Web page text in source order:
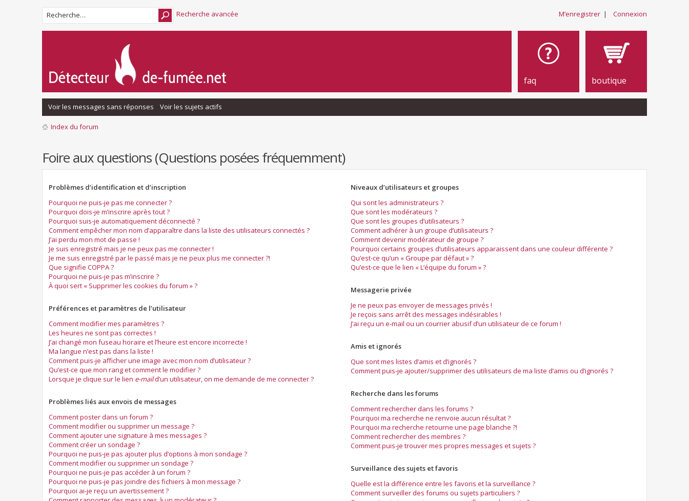
M’enregistrer | Connexion
Recherche avancée
faq boutique
Voir les messages sans réponses Voir les sujets actifs
Index du forum
Foire aux questions (Questions posées fréquemment)
Problèmes d’identification et d’inscription
Pourquoi ne puis-je pas me connecter ?
Pourquoi dois-je m’inscrire après tout ?
Pourquoi suis-je automatiquement déconnecté ?
Comment empêcher mon nom d’apparaître dans la liste des utilisateurs connectés ?
J’ai perdu mon mot de passe !
Je suis enregistré mais je ne peux pas me connecter !
Je me suis enregistré par le passé mais je ne peux plus me connecter ?!
Que signifie COPPA ?
Pourquoi ne puis-je pas m’inscrire ?
À quoi sert « Supprimer les cookies du forum » ?
Préférences et paramètres de l’utilisateur
Comment modifier mes paramètres ?
Les heures ne sont pas correctes !
J’ai changé mon fuseau horaire et l’heure est encore incorrecte !
Ma langue n’est pas dans la liste !
Comment puis-je afficher une image avec mon nom d’utilisateur ?
Qu’est-ce que mon rang et comment le modifier ?
Lorsque je clique sur le lien e-maild’un utilisateur, on me demande de me connecter ?
Problèmes liés aux envois de messages
Comment poster dans un forum ?
Comment modifier ou supprimer un message ?
Comment ajouter une signature à mes messages ?
Comment créer un sondage ?
Pourquoi ne puis-je pas ajouter plus d’options à mon sondage ?
Comment modifier ou supprimer un sondage ?
Pourquoi ne puis-je pas accéder à un forum ?
Pourquoi ne puis-je pas joindre des fichiers à mon message ?
Pourquoi ai-je reçu un avertissement ?
Niveaux d’utilisateurs et groupes
Qui sont les administrateurs ?
Que sont les modérateurs ?
Que sont les groupes d’utilisateurs ?
Comment adhérer à un groupe d’utilisateurs ?
Comment devenir modérateur de groupe ?
Pourquoi certains groupes d’utilisateurs apparaissent dans une couleur différente ?
Qu’est-ce qu’un « Groupe par défaut » ?
Qu’est-ce que le lien « L’équipe du forum » ?
Messagerie privée
Je ne peux pas envoyer de messages privés !
Je reçois sans arrêt des messages indésirables !
J’ai reçu un e-mail ou un courrier abusif d’un utilisateur de ce forum !
Amis et ignorés
Que sont mes listes d’amis et d’ignorés ?
Comment puis-je ajouter/supprimer des utilisateurs de ma liste d’amis ou d’ignorés ?
Recherche dans les forums
Comment rechercher dans les forums ?
Pourquoi ma recherche ne renvoie aucun résultat ?
Pourquoi ma recherche retourne une page blanche ?!
Comment rechercher des membres ?
Comment puis-je trouver mes propres messages et sujets ?
Surveillance des sujets et favoris
Quelle est la différence entre les favoris et la surveillance ?
Comment surveiller des forums ou sujets particuliers ?